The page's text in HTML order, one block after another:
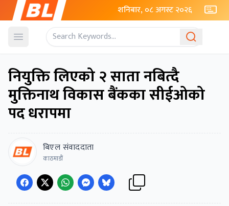
शनिबार, ०८ अगस्ट २०२६
Open menu
नियुक्ति लिएको २ साता नबित्दै
मुक्तिनाथ विकास बैंकका सीईओको
पद धरापमा
बिएल संवाददाता
काठमाडौं